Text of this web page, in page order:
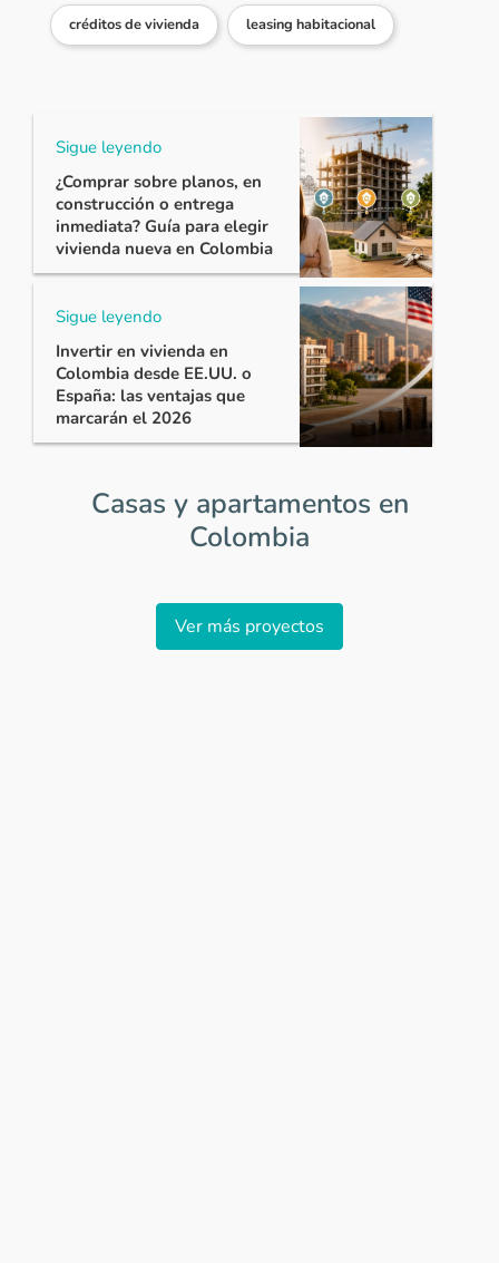
créditos de vivienda leasing habitacional
Sigue leyendo
¿Comprar sobre planos, en
construcción o entrega
inmediata? Guía para elegir
vivienda nueva en Colombia
Sigue leyendo
Invertir en vivienda en
Colombia desde EE.UU. o
España: las ventajas que
marcarán el 2026
Casas y apartamentos en
Colombia
Ver más proyectos